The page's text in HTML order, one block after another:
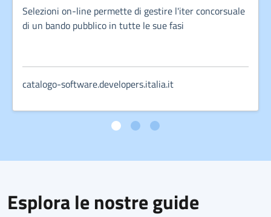
Selezioni on-line permette di gestire l'iter concorsuale
di un bando pubblico in tutte le sue fasi
catalogo-software.developers.italia.it
Esplora le nostre guide